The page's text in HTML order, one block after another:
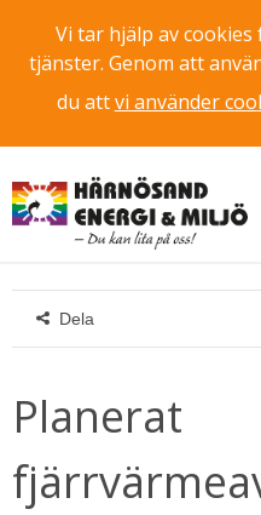
Vi tar hjälp av
tjänster. Genom att
du attvi använder
Dela
Planerat